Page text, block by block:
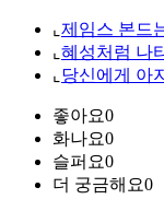
⌞ 제임스 본드
⌞ 혜성처럼 나
⌞ 당신에게 아
좋아요0
화나요0
슬퍼요0
더 궁금해요0